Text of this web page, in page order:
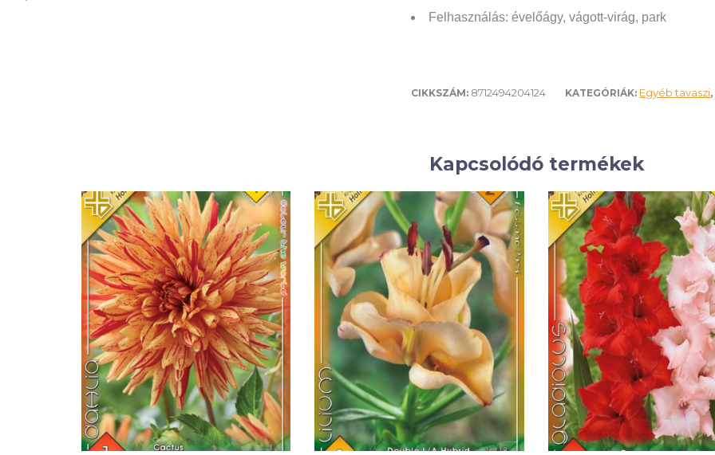
Felhasználás:évelőágy, vágott-virág, park
CIKKSZÁM: 8712494204124 KATEGÓRIÁK: Egyéb tavaszi,
Kapcsolódó termékek